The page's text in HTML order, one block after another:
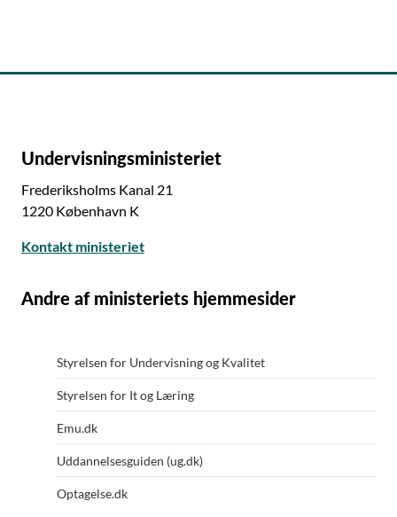
Undervisningsministeriet
Frederiksholms Kanal 21
1220 København K
Kontakt ministeriet
Andre af ministeriets hjemmesider
Styrelsen for Undervisning og Kvalitet
Styrelsen for It og Læring
Emu.dk
Uddannelsesguiden (ug.dk)
Optagelse.dk